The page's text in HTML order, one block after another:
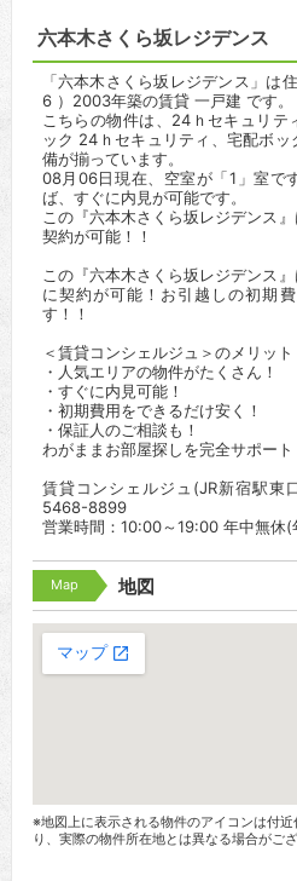
六本木さくら坂レジデンス
「六本木さくら坂レジデンス」は
6 ）2003年築の賃貸 一戸建 です。
こちらの物件は、24ｈセキュリテ
ック 24ｈセキュリティ、宅配ボ
備が揃っています。
08月06日現在、空室が「1」室で
ば、すぐに内見が可能です。
この『六本木さくら坂レジデンス
契約が可能！！
この『六本木さくら坂レジデンス
に契約が可能！お引越しの初期
す！！
＜賃貸コンシェルジュ＞のメリット
・人気エリアの物件がたくさん！
・すぐに内見可能！
・初期費用をできるだけ安く！
・保証人のご相談も！
わがままお部屋探しを完全サポート
賃貸コンシェルジュ(JR新宿駅東
5468-8899
営業時間：10:00～19:00 年中無休(
Map 地図
※地図上に表示される物件のアイコンは付
り、実際の物件所在地とは異なる場合がござ